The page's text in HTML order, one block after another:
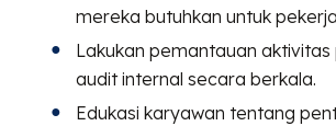
mereka butuhkan untuk
Lakukan pemantauan
audit internal secara berkala.
Edukasi karyawan tentang